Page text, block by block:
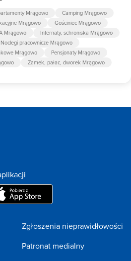
Mrągowo
Camping Mrągowo
Mrągowo
Gościniec Mrągowo
Mrągowo
Internaty, schroniska Mrągowo
Noclegi pracownicze Mrągowo
Mrągowo
Pensjonaty Mrągowo
Zamek, pałac, dworek Mrągowo
Zgłoszenia nieprawidłowości
Patronat medialny